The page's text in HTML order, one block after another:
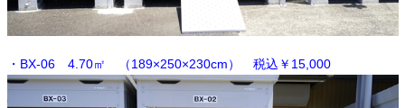
・BX-06 4.70㎡ （189×250×230cm） 税込￥15,000